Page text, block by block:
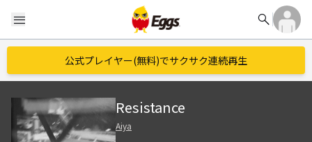
menu search
公式プレイヤー(無料)でサクサク連続再生
Resistance
Aiya